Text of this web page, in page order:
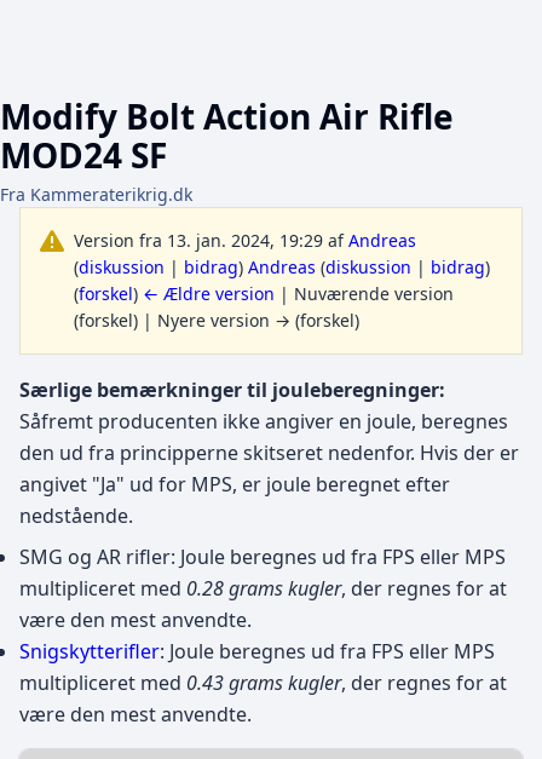
Modify Bolt Action Air Rifle
MOD24 SF
Fra Kammeraterikrig.dk
Version fra 13. jan. 2024, 19:29 afAndreas
(diskussion | bidrag) Andreas (diskussion | bidrag)
(forskel) ← Ældre version | Nuværende version
(forskel) | Nyere version → (forskel)
Særlige bemærkninger til jouleberegninger:
Såfremt producenten ikke angiver en joule, beregnes
den ud fra principperne skitseret nedenfor. Hvis der er
angivet "Ja" ud for MPS, er joule beregnet efter
nedstående.
SMG og AR rifler: Joule beregnes ud fra FPS eller MPS
multipliceret med 0.28 grams kugler, der regnes for at
være den mest anvendte.
Snigskytterifler: Joule beregnes ud fra FPS eller MPS
multipliceret med 0.43 grams kugler, der regnes for at
være den mest anvendte.